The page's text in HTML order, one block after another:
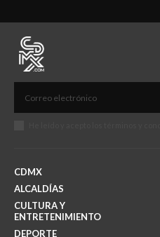
CDMX
ALCALDÍAS
CULTURA Y
ENTRETENIMIENTO
DEPORTE